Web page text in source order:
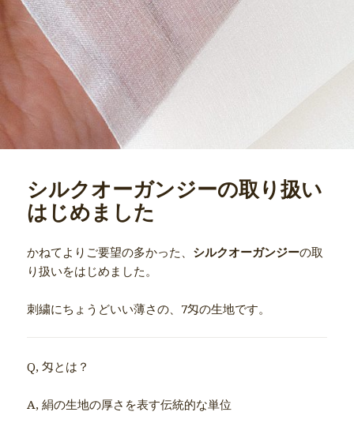
シルクオーガンジーの取り扱い
はじめました
かねてよりご要望の多かった、 シルクオーガンジーの取
り扱いをはじめました。
刺繍にちょうどいい薄さの、7匁の生地です。
Q, 匁とは？
A, 絹の生地の厚さを表す伝統的な単位